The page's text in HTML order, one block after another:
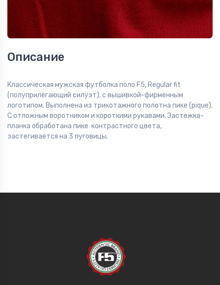
Описание
Классическая мужская футболка поло F5, Regular fit
(полуприлегающий силуэт), с вышивкой-фирменным
логотипом. Выполнена из трикотажного полотна пике (pique).
С отложным воротником и короткими рукавами. Застежка-
планка обработана пике контрастного цвета,
застегивается на 3 пуговицы.